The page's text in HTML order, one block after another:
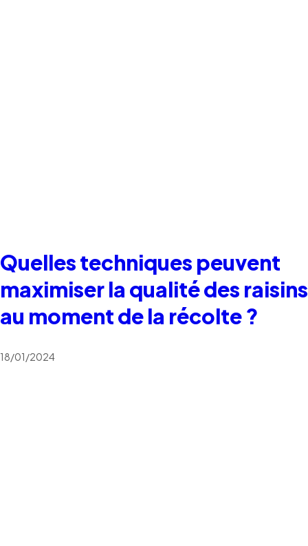
Quelles techniques peuvent
maximiser la qualité des raisins
au moment de la récolte ?
18/01/2024